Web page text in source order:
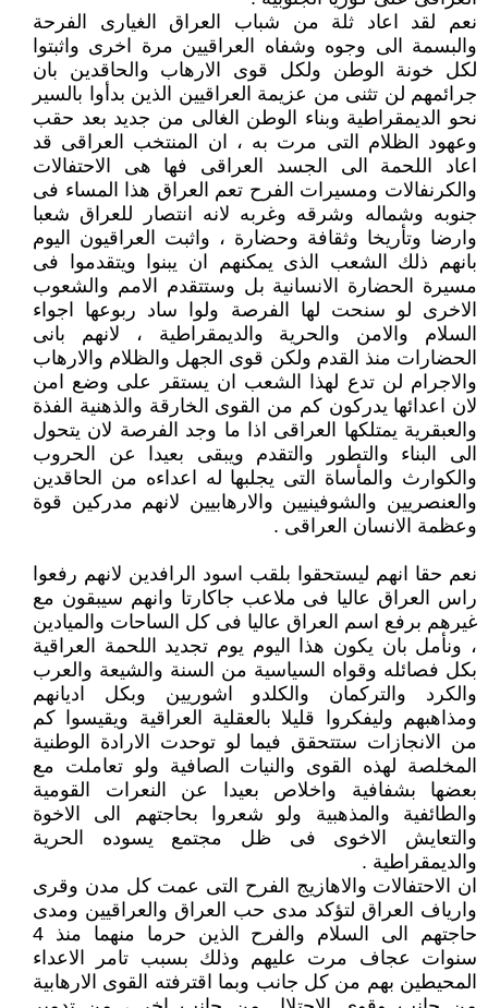
نعم لقد اعاد ثلة من شباب العراق الغيارى الفرحة
والبسمة الى وجوه وشفاه العراقيين مرة اخرى واثبتوا
لكل خونة الوطن ولكل قوى الارهاب والحاقدين بان
جرائمهم لن تثنى من عزيمة العراقيين الذين بدأوا بالسير
نحو الديمقراطية وبناء الوطن الغالى من جديد بعد حقب
وعهود الظلام التى مرت به ، ان المنتخب العراقى قد
اعاد اللحمة الى الجسد العراقى فها هى الاحتفالات
والكرنفالات ومسيرات الفرح تعم العراق هذا المساء فى
جنوبه وشماله وشرقه وغربه لانه انتصار للعراق شعبا
وارضا وتأريخا وثقافة وحضارة ، واثبت العراقيون اليوم
بانهم ذلك الشعب الذى يمكنهم ان يبنوا ويتقدموا فى
مسيرة الحضارة الانسانية بل وستتقدم الامم والشعوب
الاخرى لو سنحت لها الفرصة ولوا ساد ربوعها اجواء
السلام والامن والحرية والديمقراطية ، لانهم بانى
الحضارات منذ القدم ولكن قوى الجهل والظلام والارهاب
والاجرام لن تدع لهذا الشعب ان يستقر على وضع امن
لان اعدائها يدركون كم من القوى الخارقة والذهنية الفذة
والعبقرية يمتلكها العراقى اذا ما وجد الفرصة لان يتحول
الى البناء والتطور والتقدم ويبقى بعيدا عن الحروب
والكوارث والمأساة التى يجلبها له اعداءه من الحاقدين
والعنصريين والشوفينيين والارهابيين لانهم مدركين قوة
وعظمة الانسان العراقى .
نعم حقا انهم ليستحقوا بلقب اسود الرافدين لانهم رفعوا
راس العراق عاليا فى ملاعب جاكارتا وانهم سيبقون مع
غيرهم برفع اسم العراق عاليا فى كل الساحات والميادين
، ونأمل بان يكون هذا اليوم يوم تجديد اللحمة العراقية
بكل فصائله وقواه السياسية من السنة والشيعة والعرب
والكرد والتركمان والكلدو اشوريين وبكل اديانهم
ومذاهبهم وليفكروا قليلا بالعقلية العراقية ويقيسوا كم
من الانجازات ستتحقق فيما لو توحدت الارادة الوطنية
المخلصة لهذه القوى والنيات الصافية ولو تعاملت مع
بعضها بشفافية واخلاص بعيدا عن النعرات القومية
والطائفية والمذهبية ولو شعروا بحاجتهم الى الاخوة
والتعايش الاخوى فى ظل مجتمع يسوده الحرية
والديمقراطية .
ان الاحتفالات والاهازيج الفرح التى عمت كل مدن وقرى
وارياف العراق لتؤكد مدى حب العراق والعراقيين ومدى
حاجتهم الى السلام والفرح الذين حرما منهما منذ 4
سنوات عجاف مرت عليهم وذلك بسبب تامر الاعداء
المحيطين بهم من كل جانب وبما اقترفته القوى الارهابية